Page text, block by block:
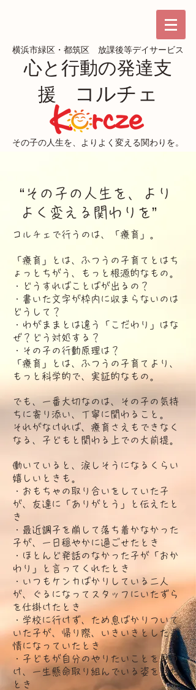
横浜市緑区・都筑区 放課後等デイサービス
心と行動の発達支
援
コルチェ
その子の人生を、 よりよく変える関わりを。
“その子の人生を、より
よく変える関わりを”
コルチェで行うのは、「療育」。
「療育」とは、ふつうの子育てとはち
ょっとちがう、もっと根源的なもの。
・どうすればことばが出るの？
・書いた文字が枠内に収まらないのは
どうして？
・わがままとは違う「こだわり」はな
ぜ？どう対処する？
・その子の行動原理は？
「療育」とは、ふつうの子育てより、
もっと科学的で、実証的なもの。
でも、一番大切なのは、その子の気持
ちに寄り添い、丁寧に関わること。
それがなければ、療育さえもできなく
なる、子どもと関わる上での大前提。
働いていると、涙しそうになるくらい
嬉しいときも。
・おもちゃの取り合いをしていた子
が、友達に「ありがとう」と伝えたと
き
・最近調子を崩して落ち着かなかった
子が、一日穏やかに過ごせたとき
・ほとんど発話のなかった子が「おか
わり」と言ってくれたとき
・いつもケンカばかりしている二人
が、ぐるになってスタッフにいたずら
を仕掛けたとき
・学校に行けず、ため息ばかりついて
いた子が、帰り際、いきいきとした表
情になっていたとき
・子どもが自分のやりたいことを見つ
け、一生懸命取り組んでいる姿を見た
とき